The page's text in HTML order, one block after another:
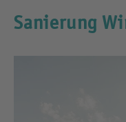
Sanierung